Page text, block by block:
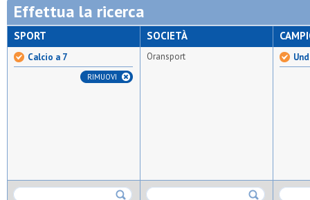
Effettua la ricerca
SPORT
Calcio a 7
RIMUOVI
SOCIETÀ
Oransport